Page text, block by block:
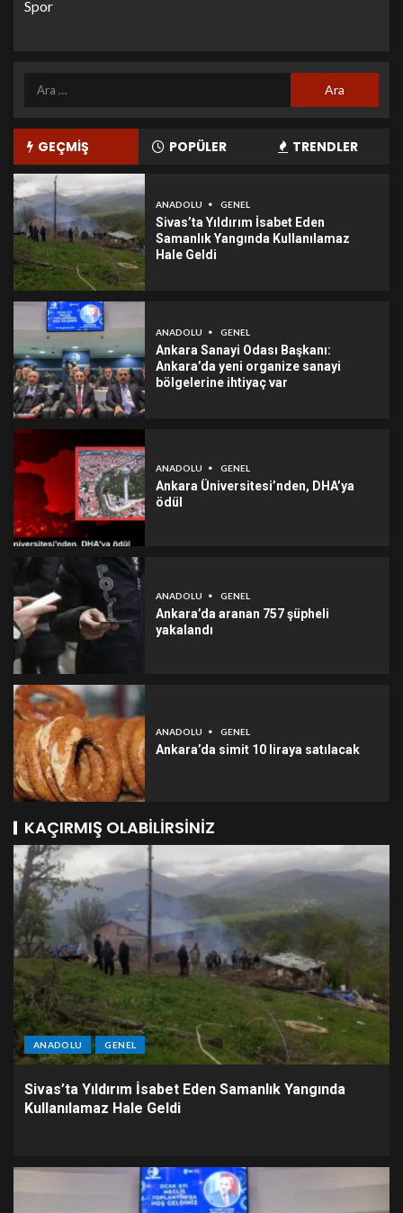
Spor
GEÇMİŞ POPÜLER TRENDLER
ANADOLU GENEL
Sivas’ta Yıldırım İsabet Eden
Samanlık Yangında Kullanılamaz
Hale Geldi
ANADOLU GENEL
Ankara Sanayi Odası Başkanı:
Ankara’da yeni organize sanayi
bölgelerine ihtiyaç var
ANADOLU GENEL
Ankara Üniversitesi’nden, DHA’ya
ödül
ANADOLU GENEL
Ankara’da aranan 757 şüpheli
yakalandı
ANADOLU GENEL
Ankara’da simit 10 liraya satılacak
KAÇIRMIŞ OLABILIRSINIZ
ANADOLU GENEL
Sivas’ta Yıldırım İsabet Eden Samanlık Yangında
Kullanılamaz Hale Geldi